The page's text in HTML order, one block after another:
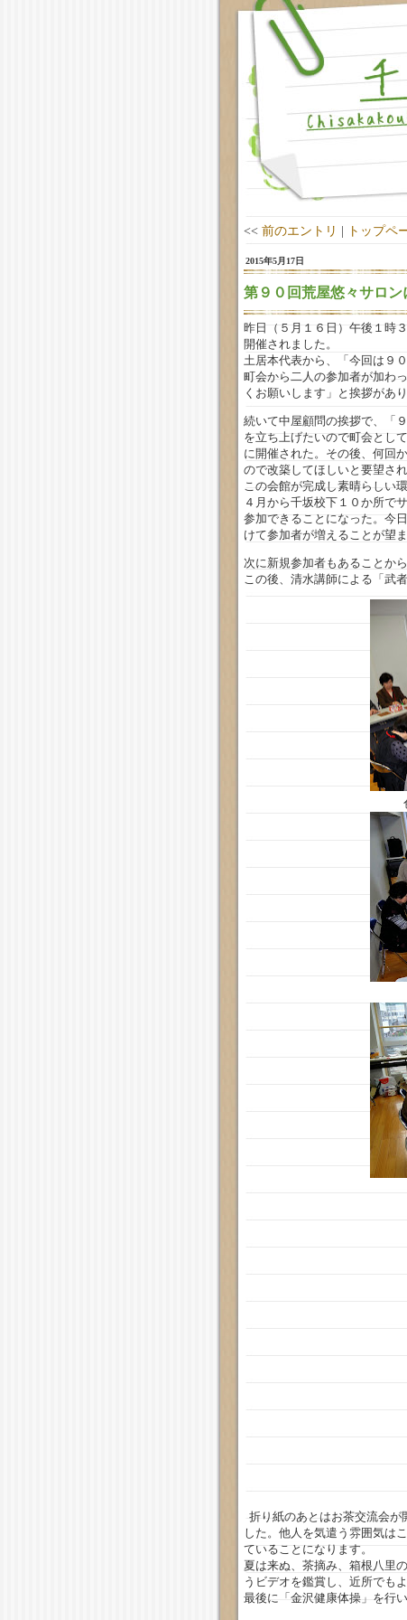
<<前のエントリ | トップペ
2015年5月17日
第９０回荒屋悠々サロン
昨日（５月１６日）午後１時
開催されました。
土居本代表から、「今回は９
町会から二人の参加者が加わ
くお願いします」と挨拶があり
続いて中屋顧問の挨拶で、「
を立ち上げたいので町会とし
に開催された。その後、何回
ので改築してほしいと要望さ
この会館が完成し素晴らしい
４月から千坂校下１０か所で
参加できることになった。今
けて参加者が増えることが望
次に新規参加者もあることか
この後、清水講師による「武
折り紙のあとはお茶交流会が
した。他人を気遣う雰囲気は
ていることになります。
夏は来ぬ、茶摘み、箱根八里
うビデオを鑑賞し、近所でも
最後に「金沢健康体操」を行